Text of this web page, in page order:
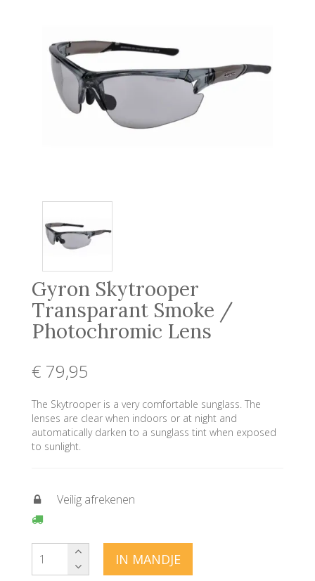
Gyron Skytrooper
Transparant Smoke /
Photochromic Lens
€ 79,95
The Skytrooper is a very comfortable sunglass. The
lenses are clear when indoors or at night and
automatically darken to a sunglass tint when exposed
to sunlight.
Veilig afrekenen
IN MANDJE